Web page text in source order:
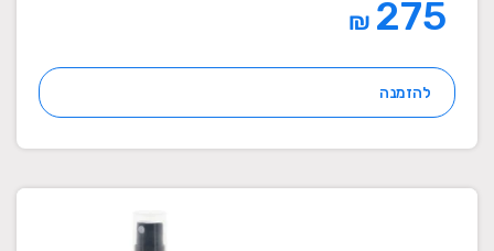
₪
להזמנה